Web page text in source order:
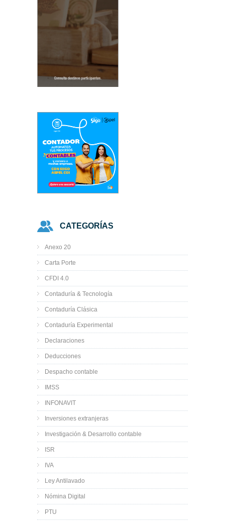
CATEGORÍAS
Anexo 20
Carta Porte
CFDI 4.0
Contaduría & Tecnología
Contaduría Clásica
Contaduría Experimental
Declaraciones
Deducciones
Despacho contable
IMSS
INFONAVIT
Inversiones extranjeras
Investigación & Desarrollo contable
ISR
IVA
Ley Antilavado
Nómina Digital
PTU